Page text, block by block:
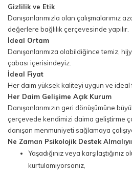
Gizlilik ve Etik
Danışanlarımızla olan çalışmalarımız
değerlere bağlılık çerçevesinde yapılır.
İdeal Ortam
Danışanlarımıza olabildiğince temiz,
çabası içerisindeyiz.
İdeal Fiyat
Her daim yüksek kaliteyi uygun ve ideal
Her Daim Gelişime Açık Kurum
Danışanlarımızın geri dönüşümüne
çerçevede kendimizi daima geliştirme
danışan menmuniyeti sağlamaya
Ne Zaman Psikolojik Destek
Yaşadığınız veya karşılaştığınız
kurtulamıyorsanız,